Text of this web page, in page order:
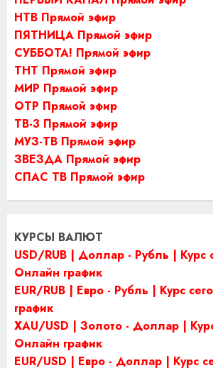
НТВ Прямой эфир
ПЯТНИЦА Прямой эфир
СУББОТА! Прямой эфир
ТНТ Прямой эфир
МИР Прямой эфир
ОТР Прямой эфир
ТВ-3 Прямой эфир
МУЗ-ТВ Прямой эфир
ЗВЕЗДА Прямой эфир
СПАС ТВ Прямой эфир
КУРСЫ ВАЛЮТ
USD/RUB | Доллар - Рубль | Курс
Онлайн график
EUR/RUB | Евро - Рубль | Курс
график
XAU/USD | Золото - Доллар |
Онлайн график
EUR/USD | Евро - Доллар | Курс